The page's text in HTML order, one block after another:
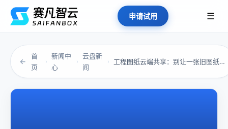
申请试用 ☰
←
首
页
›
新闻中
心
›
云盘新
闻
› 工程图纸云端共享：别让一张旧图纸拖垮整个工期